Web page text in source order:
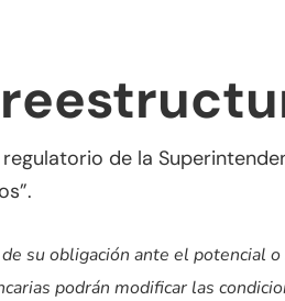
de la
su obligación ante el potencial
podrán modificar las